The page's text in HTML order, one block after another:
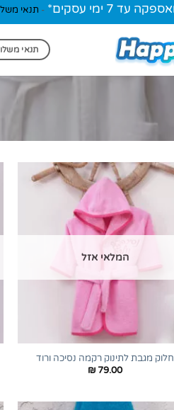
- תנאי
תנאי
המלאי אזל
חלוק מגבת לתינוק רקמה נסיכה ורוד
₪79.00